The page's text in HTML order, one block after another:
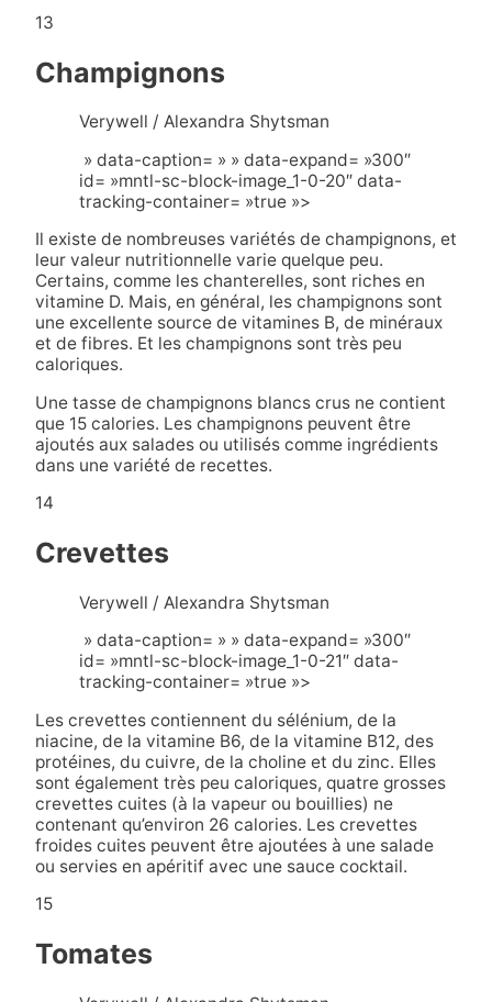
13
Champignons
Verywell / Alexandra Shytsman
» data-caption= » » data-expand= »300″
id= »mntl-sc-block-image_1-0-20″ data-
tracking-container= »true »>
Il existe de nombreuses variétés de champignons, et
leur valeur nutritionnelle varie quelque peu.
Certains, comme les chanterelles, sont riches en
vitamine D. Mais, en général, les champignons sont
une excellente source de vitamines B, de minéraux
et de fibres. Et les champignons sont très peu
caloriques.
Une tasse de champignons blancs crus ne contient
que 15 calories. Les champignons peuvent être
ajoutés aux salades ou utilisés comme ingrédients
dans une variété de recettes.
14
Crevettes
Verywell / Alexandra Shytsman
» data-caption= » » data-expand= »300″
id= »mntl-sc-block-image_1-0-21″ data-
tracking-container= »true »>
Les crevettes contiennent du sélénium, de la
niacine, de la vitamine B6, de la vitamine B12, des
protéines, du cuivre, de la choline et du zinc. Elles
sont également très peu caloriques, quatre grosses
crevettes cuites (à la vapeur ou bouillies) ne
contenant qu’environ 26 calories. Les crevettes
froides cuites peuvent être ajoutées à une salade
ou servies en apéritif avec une sauce cocktail.
15
Tomates